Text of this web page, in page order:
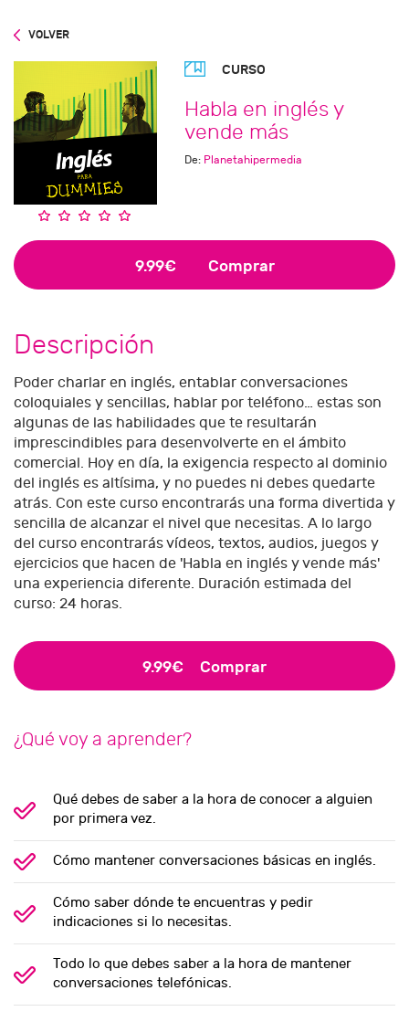
VOLVER
CURSO
Habla en inglés y
vende más
De: Planetahipermedia
9.99€ Comprar
Descripción
Poder charlar en inglés, entablar conversaciones
coloquiales y sencillas, hablar por teléfono… estas son
algunas de las habilidades que te resultarán
imprescindibles para desenvolverte en el ámbito
comercial. Hoy en día, la exigencia respecto al dominio
del inglés es altísima, y no puedes ni debes quedarte
atrás. Con este curso encontrarás una forma divertida y
sencilla de alcanzar el nivel que necesitas. A lo largo
del curso encontrarás vídeos, textos, audios, juegos y
ejercicios que hacen de 'Habla en inglés y vende más'
una experiencia diferente. Duración estimada del
curso: 24 horas.
9.99€ Comprar
¿Qué voy a aprender?
Qué debes de saber a la hora de conocer a alguien
por primera vez.
Cómo mantener conversaciones básicas en inglés.
Cómo saber dónde te encuentras y pedir
indicaciones si lo necesitas.
Todo lo que debes saber a la hora de mantener
conversaciones telefónicas.